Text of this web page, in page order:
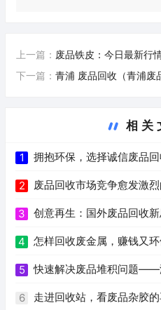
上一篇： 废品铁皮：今日最新行
下一篇： 青浦 废品回收（青浦废
相关
1 拥抱环保，选择诚信废品
2 废品回收市场竞争愈发激
3 创意再生：国外废品回收
4 怎样回收废金属，赚钱又
5 快速解决废品堆积问题——
州废品回收电话号码）
6 走进回收站，看废品杂胶